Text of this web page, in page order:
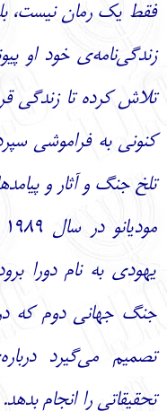
فقط یک رمان نیست،
زندگی‌نامه‌ی خود او
تلاش کرده تا زندگی
کنونی به فراموشی
تلخ جنگ و آثار و
یهودی به نام دورا
تصمیم می‌گیرد
تحقیقاتی را انجام